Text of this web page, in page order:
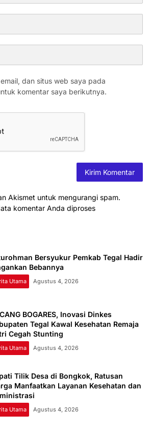
dan situs web saya pada
komentar saya berikutnya.
Akismet untuk mengurangi spam.
komentar Anda diproses
Bersyukur Pemkab Tegal Hadir
Bebannya
Utama Agustus 4, 2026
BOGARES, Inovasi Dinkes
Tegal Kawal Kesehatan Remaja
Cegah Stunting
Utama Agustus 4, 2026
Tilik Desa di Bongkok, Ratusan
Manfaatkan Layanan Kesehatan dan
Utama Agustus 4, 2026